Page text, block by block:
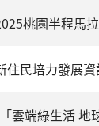
桃園半程馬
住民培力發展資
雲端綠生活 地